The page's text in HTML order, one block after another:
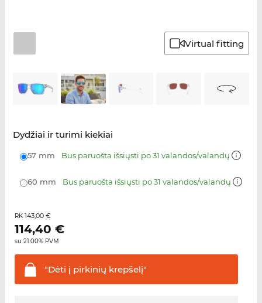
Virtual fitting
Dydžiai ir turimi kiekiai
57 mm Bus paruošta išsiųsti po 31 valandos/valandų
60 mm Bus paruošta išsiųsti po 31 valandos/valandų
RK 143,00 €
114,40 €
su 21.00% PVM
"Dėti į pirkinių krepšelį"